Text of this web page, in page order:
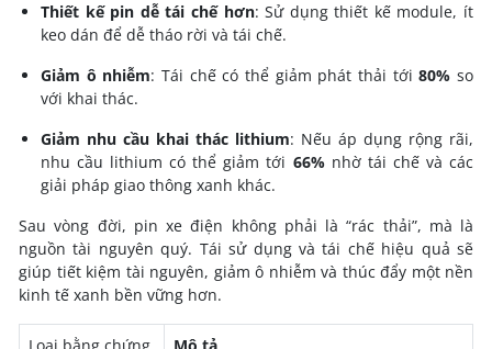
Thiết kế pin dễ tái chế hơn: Sử dụng thiết kế module, ít
keo dán để dễ tháo rời và tái chế.
Giảm ô nhiễm: Tái chế có thể giảm phát thải tới80% so
với khai thác.
Giảm nhu cầu khai thác lithium: Nếu áp dụng rộng rãi,
nhu cầu lithium có thể giảm tới 66%nhờ tái chế và các
giải pháp giao thông xanh khác.
Sau vòng đời, pin xe điện không phải là “rác thải”, mà là
nguồn tài nguyên quý. Tái sử dụng và tái chế hiệu quả sẽ
giúp tiết kiệm tài nguyên, giảm ô nhiễm và thúc đẩy một nền
kinh tế xanh bền vững hơn.